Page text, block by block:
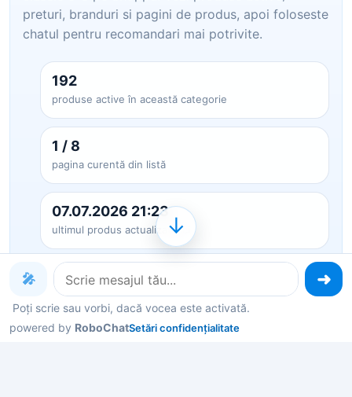
preturi, branduri si pagini de produs, apoi foloseste
chatul pentru recomandari mai potrivite.
192
produse active în această categorie
1 / 8
pagina curentă din listă
07.07.2026 21:23
ultimul produs actualizat aici
Cere recomandări din această categorie
🎤
Poți scrie sau vorbi, dacă vocea este activată.
powered by RoboChatSetări confidențialitate
↓